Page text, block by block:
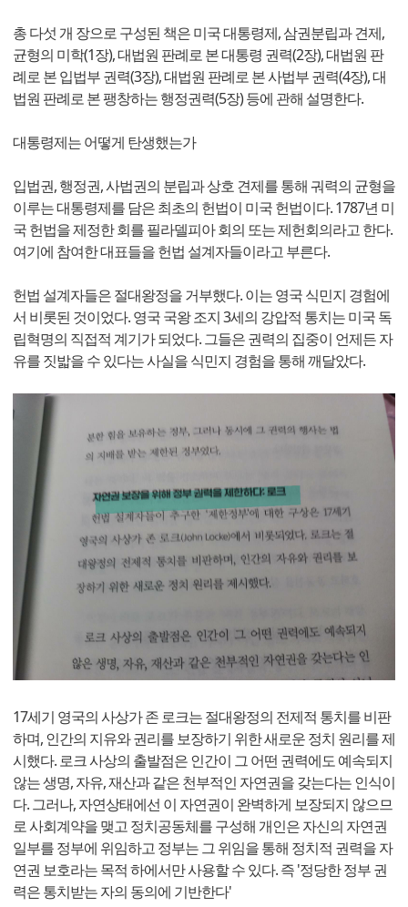
총 다섯 개 장으로 구성된 책은 미국 대통령제, 삼권분립과 견제,
균형의 미학(1장), 대법원 판례로 본 대통령 권력(2장), 대법원 판
례로 본 입법부 권력(3장), 대법원 판례로 본 사법부 권력(4장), 대
법원 판례로 본 팽창하는 행정권력(5장) 등에 관해 설명한다.
대통령제는 어떻게 탄생했는가
입법권, 행정권, 사법권의 분립과 상호 견제를 통해 궈력의 균형을
이루는 대통령제를 담은 최초의 헌법이 미국 헌법이다. 1787년 미
국 헌법을 제정한 회를 필라델피아 회의 또는 제헌회의라고 한다.
여기에 참여한 대표들을 헌법 설계자들이라고 부른다.
헌법 설계자들은 절대왕정을 거부했다. 이는 영국 식민지 경험에
서 비롯된 것이었다. 영국 국왕 조지 3세의 강압적 통치는 미국 독
립혁명의 직접적 계기가 되었다. 그들은 권력의 집중이 언제든 자
유를 짓밟을 수 있다는 사실을 식민지 경험을 통해 깨달았다.
17세기 영국의 사상가 존 로크는 절대왕정의 전제적 통치를 비판
하며, 인간의 지유와 권리를 보장하기 위한 새로운 정치 원리를 제
시했다. 로크 사상의 출발점은 인간이 그 어떤 권력에도 예속되지
않는 생명, 자유, 재산과 같은 천부적인 자연권을 갖는다는 인식이
다. 그러나, 자연상태에선 이 자연권이 완벽하게 보장되지 않으므
로 사회계약을 맺고 정치공동체를 구성해 개인은 자신의 자연권
일부를 정부에 위임하고 정부는 그 위임을 통해 정치적 권력을 자
연권 보호라는 목적 하에서만 사용할 수 있다. 즉 '정당한 정부 권
력은 통치받는 자의 동의에 기반한다'